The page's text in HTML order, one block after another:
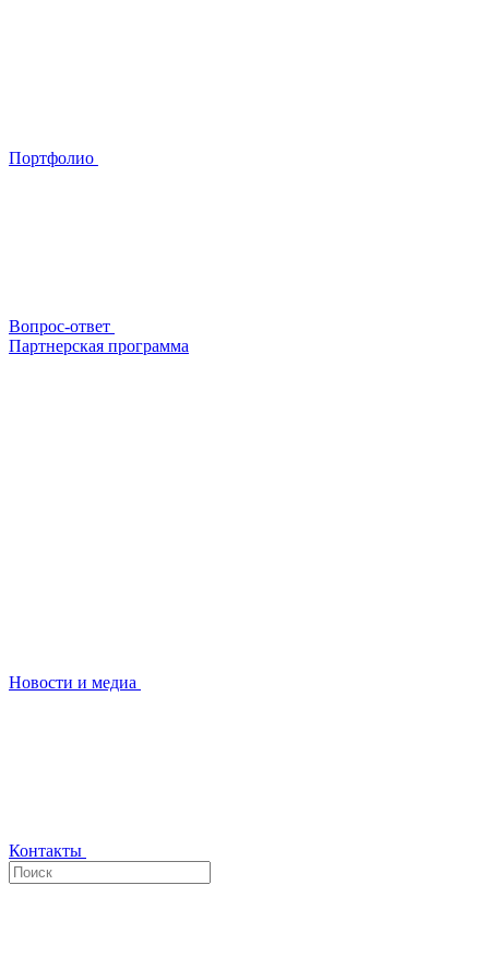
Портфолио
Вопрос-ответ
Партнерская программа
Новости и медиа
Контакты